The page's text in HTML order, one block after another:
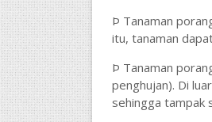
Þ Tanaman
itu, tanaman
Þ Tanaman
penghujan). Di
sehingga tampak